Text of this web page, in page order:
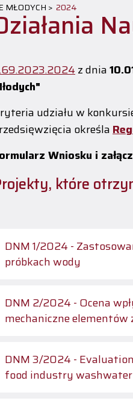
MŁODYCH > 2024
z dnia
udziału w
określa
Wniosku i
które
DNM 1/2024 -
próbkach wody
DNM 2/2024 - Ocena
mechaniczne
DNM 3/2024 -
food industry washwater